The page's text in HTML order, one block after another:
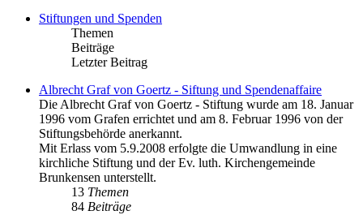
Stiftungen und Spenden
Themen
Beiträge
Letzter Beitrag
Albrecht Graf von Goertz - Siftung und Spendenaffaire
Die Albrecht Graf von Goertz - Stiftung wurde am 18. Januar
1996 vom Grafen errichtet und am 8. Februar 1996 von der
Stiftungsbehörde anerkannt.
Mit Erlass vom 5.9.2008 erfolgte die Umwandlung in eine
kirchliche Stiftung und der Ev. luth. Kirchengemeinde
Brunkensen unterstellt.
13 Themen
84 Beiträge